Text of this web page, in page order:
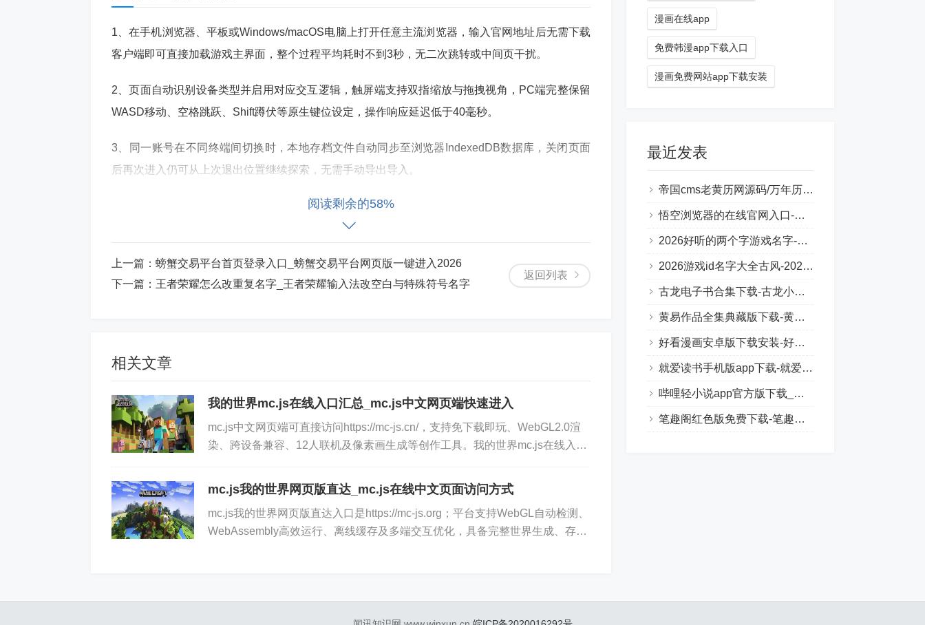
1、在手机浏览器、平板或Windows/macOS电脑上打开任意主流浏览器，输入官网地址后无需下载
客户端即可直接加载游戏主界面，整个过程平均耗时不到3秒，无二次跳转或中间页干扰。
2、页面自动识别设备类型并启用对应交互逻辑，触屏端支持双指缩放与拖拽视角，PC端完整保留
WASD移动、空格跳跃、Shift蹲伏等原生键位设定，操作响应延迟低于40毫秒。
3、同一账号在不同终端间切换时，本地存档文件自动同步至浏览器IndexedDB数据库，关闭页面
后再次进入仍可从上次退出位置继续探索，无需手动导出导入。
4、所有功能模块均以内嵌WebAssembly方式运行，不依赖Java或第三方插件，Chrome/Firefox/Sa
fari/Edge最新稳定版均可原生支持，兼容性覆盖98.7%的活跃用户设备。
全机制原生还原能力
2、合成表支持全部200+常规配方，从木棍到附魔金苹果均可通过标准UI拖拽完成，配方提示自动
3、生存模式中饥饿值、生命值、经验值条动态更新，怪物生成遵循亮度阈值与区块加载规则，夜
晚自然刷怪、村庄铁傀儡巡逻、末地折跃门结构均按原版比例精确建模。
4、创造模式工具栏预置全部600+方块与物品图标，支持搜索框快速定位，长按图标可查看详细属
性说明，部分特殊物品如命令方块、结构方块保留完整参数配置面板。
阅读剩余的58%
返回列表
上一篇： 螃蟹交易平台首页登录入口_螃蟹交易平台网页版一键进入2026
下一篇： 王者荣耀怎么改重复名字_王者荣耀输入法改空白与特殊符号名字
相关文章
我的世界mc.js在线入口汇总_mc.js中文网页端快速进入
mc.js中文网页端可直接访问https://mc-js.cn/，支持免下载即玩、WebGL2.0渲
染、跨设备兼容、12人联机及像素画生成等创作工具。我的世界mc.js在线入口
mc.js我的世界网页版直达_mc.js在线中文页面访问方式
mc.js我的世界网页版直达入口是https://mc-js.org；平台支持WebGL自动检测、
WebAssembly高效运行、离线缓存及多端交互优化，具备完整世界生成、存档
漫画在线app
免费韩漫app下载入口
漫画免费网站app下载安装
最近发表
帝国cms老黄历网源码/万年历日历程序自适应源码/全开源/可二开
悟空浏览器的在线官网入口-悟空浏览器官方地址2026最新
2026好听的两个字游戏名字-2026年热门且好听的两个字游戏名字
2026游戏id名字大全古风-2026年最流行的古风游戏ID
古龙电子书合集下载-古龙小说txt下载网站
黄易作品全集典藏版下载-黄易小说全集txt下载
好看漫画安卓版下载安装-好看漫画最新官方正版下载
就爱读书手机版app下载-就爱读书手机版软件
哔哩轻小说app官方版下载_哔哩轻小说app官方下载最新版
笔趣阁红色版免费下载-笔趣阁红色版官方版下载